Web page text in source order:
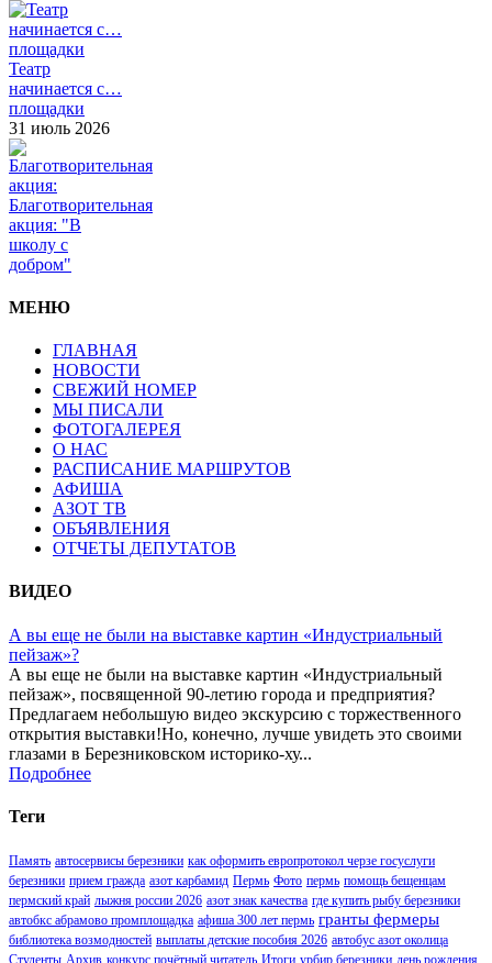
Театр
начинается с…
площадки
31 июль 2026
Благотворительная
акция: "В
школу с
добром"
МЕНЮ
ГЛАВНАЯ
НОВОСТИ
СВЕЖИЙ НОМЕР
МЫ ПИСАЛИ
ФОТОГАЛЕРЕЯ
О НАС
РАСПИСАНИЕ МАРШРУТОВ
АФИША
АЗОТ ТВ
ОБЪЯВЛЕНИЯ
ОТЧЕТЫ ДЕПУТАТОВ
ВИДЕО
А вы еще не были на выставке картин «Индустриальный
пейзаж»?
А вы еще не были на выставке картин «Индустриальный
пейзаж», посвященной 90-летию города и предприятия?
Предлагаем небольшую видео экскурсию с торжественного
открытия выставки!Но, конечно, лучше увидеть это своими
глазами в Березниковском историко-ху...
Подробнее
Теги
Память автосервисы березники как оформить европротокол черзе госуслуги
березники прием гражда азот карбамид Пермь Фото пермь помощь бещенцам
пермский край лыжня россии 2026 азот знак качества где купить рыбу березники
автобкс абрамово промплощадка афиша 300 лет пермь гранты фермеры
библиотека возмодностей выплаты детские пособия 2026 автобус азот околица